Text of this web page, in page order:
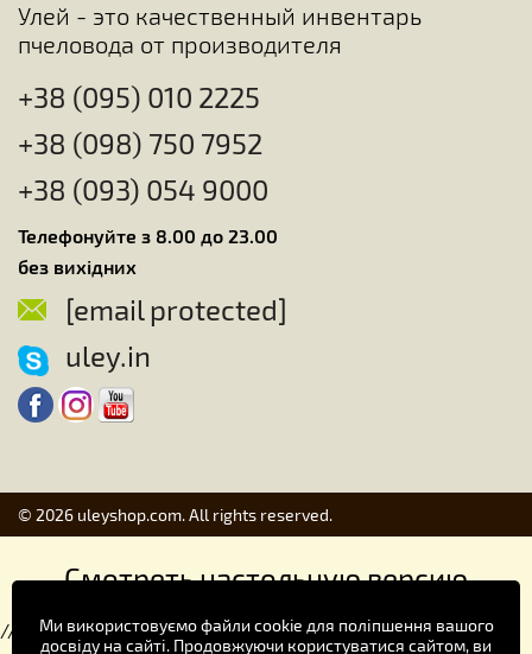
Улей - это качественный инвентарь
пчеловода от производителя
+38 (095) 010 2225
+38 (098) 750 7952
+38 (093) 054 9000
Телефонуйте з 8.00 до 23.00
без вихідних
[email protected]
uley.in
© 2026 uleyshop.com. All rights reserved.
Ми використовуємо файли cookie для поліпшення вашого
досвіду на сайті. Продовжуючи користуватися сайтом, ви
Смотреть настольную версию
//